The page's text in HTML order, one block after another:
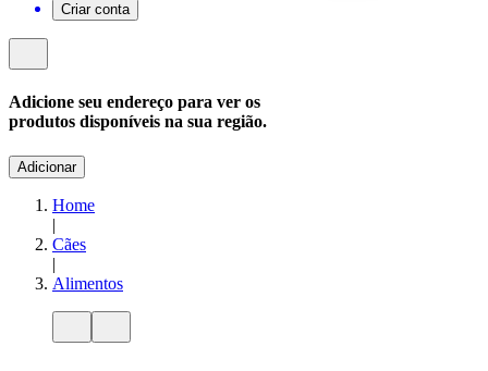
Criar conta
Adicione seu endereço para ver os
produtos disponíveis na sua região.
Adicionar
Home
|
Cães
|
Alimentos